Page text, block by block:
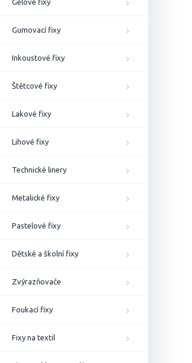
Gelové fixy
Gumovací fixy
Inkoustové fixy
Štětcové fixy
Lakové fixy
Lihové fixy
Technické linery
Metalické fixy
Pastelové fixy
Dětské a školní fixy
Zvýrazňovače
Foukací fixy
Fixy na textil